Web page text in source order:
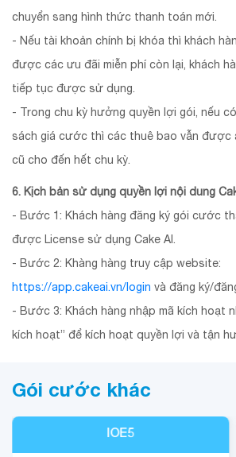
chuyển sang hình thức thanh toán mới.
- Nếu tài khoản chính bị khóa thì khách
được các ưu đãi miễn phí còn lại, khách
tiếp tục được sử dụng.
- Trong chu kỳ hưởng quyền lợi gói, nếu
sách giá cước thì các thuê bao vẫn được
cũ cho đến hết chu kỳ.
6. Kịch bản sử dụng quyền lợi nội dung
- Bước 1: Khách hàng đăng ký gói cước
được License sử dụng Cake AI.
- Bước 2: Khàng hàng truy cập website:
https://app.cakeai.vn/login và đăng ký/
- Bước 3: Khách hàng nhập mã kích hoạt
kích hoạt” để kích hoạt quyền lợi và tận
7. Tổng đài hỗ trợ về dịch vụ di động
- Để được hỗ trợ về dịch vụ di động, Quý
(miễn phí)
Gói cước khác
IOE5